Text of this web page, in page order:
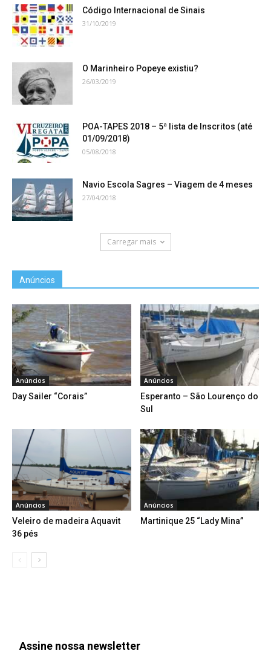
Código Internacional de Sinais
31/10/2019
O Marinheiro Popeye existiu?
26/03/2019
POA-TAPES 2018 – 5ª lista de Inscritos (até
01/09/2018)
05/08/2018
Navio Escola Sagres – Viagem de 4 meses
27/04/2018
Carregar mais
Anúncios
Anúncios
Day Sailer “Corais”
Anúncios
Esperanto – São Lourenço do
Sul
Anúncios
Veleiro de madeira Aquavit
36 pés
Anúncios
Martinique 25 “Lady Mina”
Assine nossa newsletter